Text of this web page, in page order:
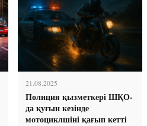
21.08.2025
Полиция қызметкері ШҚО-
да қуғын кезінде
мотоциклшіні қағып кетті